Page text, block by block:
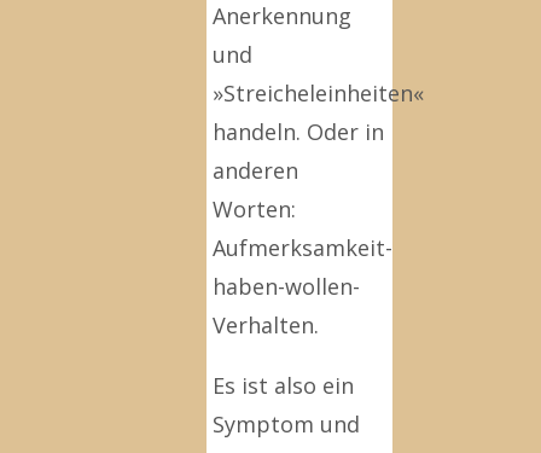
Anerkennung
und
»Streicheleinheiten«
handeln. Oder in
anderen
Worten:
Aufmerksamkeit-
haben-wollen-
Verhalten.
Es ist also ein
Symptom und